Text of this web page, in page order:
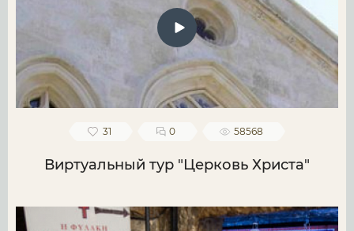
31 0 58568
Виртуальный тур "Церковь Христа"